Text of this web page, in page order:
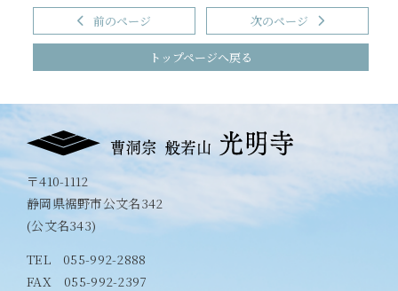
前のページ
トップページへ戻る
次のページ
〒410-1112
静岡県裾野市公文名342
(公文名343)
TEL 055-992-2888
FAX 055-992-2397